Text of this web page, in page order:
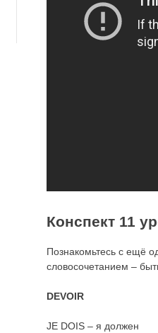
Конспект 11
Познакомьтесь с ещё
словосочетанием –
DEVOIR
JE DOIS – я должен